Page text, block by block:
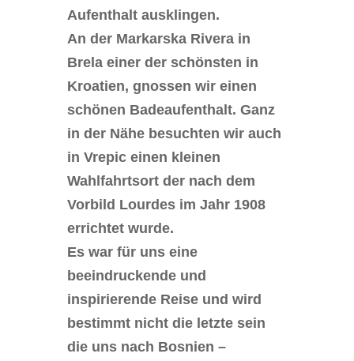
Aufenthalt ausklingen.
An der Markarska Rivera in
Brela einer der schönsten in
Kroatien, gnossen wir einen
schönen Badeaufenthalt. Ganz
in der Nähe besuchten wir auch
in Vrepic einen kleinen
Wahlfahrtsort der nach dem
Vorbild Lourdes im Jahr 1908
errichtet wurde.
Es war für uns eine
beeindruckende und
inspirierende Reise und wird
bestimmt nicht die letzte sein
die uns nach Bosnien –